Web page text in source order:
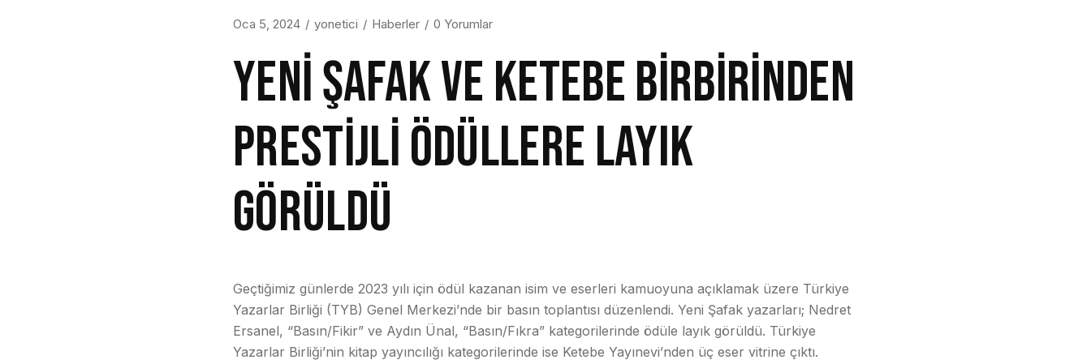
Oca 5, 2024 yonetici Haberler 0 Yorumlar
YENİ ŞAFAK VE KETEBE BİRBİRİNDEN
PRESTİJLİ ÖDÜLLERE LAYIK
GÖRÜLDÜ
Geçtiğimiz günlerde 2023 yılı için ödül kazanan isim ve eserleri kamuoyuna açıklamak üzere Türkiye
Yazarlar Birliği (TYB) Genel Merkezi’nde bir basın toplantısı düzenlendi. Yeni Şafak yazarları; Nedret
Ersanel, “Basın/Fikir” ve Aydın Ünal, “Basın/Fıkra” kategorilerinde ödüle layık görüldü. Türkiye
Yazarlar Birliği’nin kitap yayıncılığı kategorilerinde ise Ketebe Yayınevi’nden üç eser vitrine çıktı.